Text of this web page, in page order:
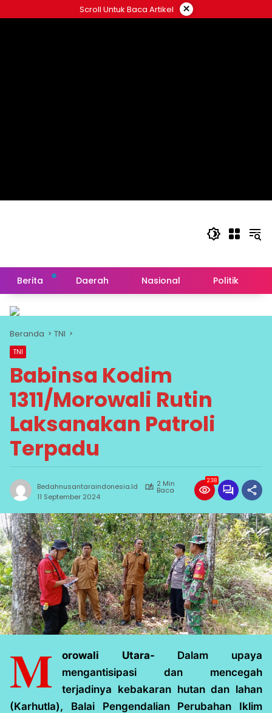
ke
Scroll Untuk Baca Artikel ×
Berita Daerah Nasional Politik
Beranda TNI
TNI
Babinsa Kodim
1311/Morowali Rutin
Laksanakan Patroli
Terpadu
Bedahnusantaraindonesia.id 2 Min
Baca
11 September 2024
238
M orowali Utara- Dalam upaya
mengantisipasi dan mencegah
terjadinya kebakaran hutan dan lahan
(Karhutla), Balai Pengendalian Perubahan Iklim